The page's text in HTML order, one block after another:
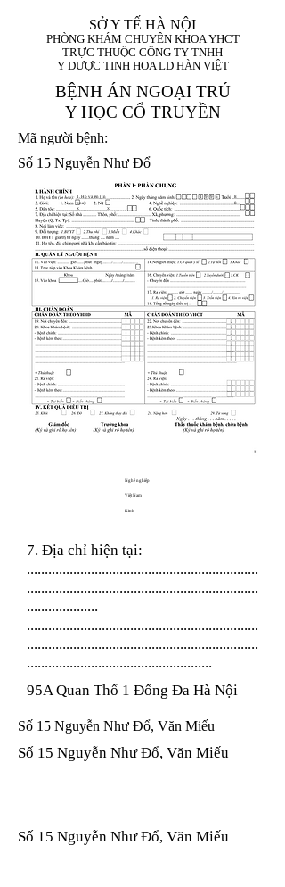
SỞ Y TẾ HÀ NỘI
PHÒNG KHÁM CHUYÊN KHOA YHCT
TRỰC THUỘC CÔNG TY TNHH
Y DƯỢC TINH HOA LD HÀN VIỆT
BỆNH ÁN NGOẠI TRÚ
Y HỌC CỔ TRUYỀN
Mã người bệnh:
Số 15 Nguyễn Như Đổ
1. Họ và tên (In
hoa):
1 9 9 5
8
8
X
X
Nghề nghiệp
Việt Nam
Kinh
7. Địa chỉ hiện tại:
.................................................................
.................................................................
....................
.................................................................
.................................................................
....................................................
95A Quan Thổ 1 Đống Đa Hà Nội
Số 15 Nguyễn Như Đổ, Văn Miếu
Số 15 Nguyễn Như Đổ, Văn Miếu
Số 15 Nguyễn Như Đổ, Văn Miếu